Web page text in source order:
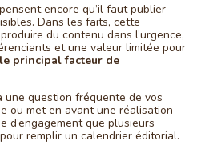
encore qu’il faut publier
Dans les faits, cette
du contenu dans l’urgence,
et une valeur limitée pour
principal facteur de
question fréquente de vos
ou met en avant une réalisation
d’engagement que plusieurs
remplir un calendrier éditorial.